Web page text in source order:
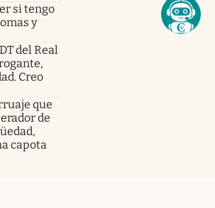
si tengo
y
del Real
Creo
que
de
capota